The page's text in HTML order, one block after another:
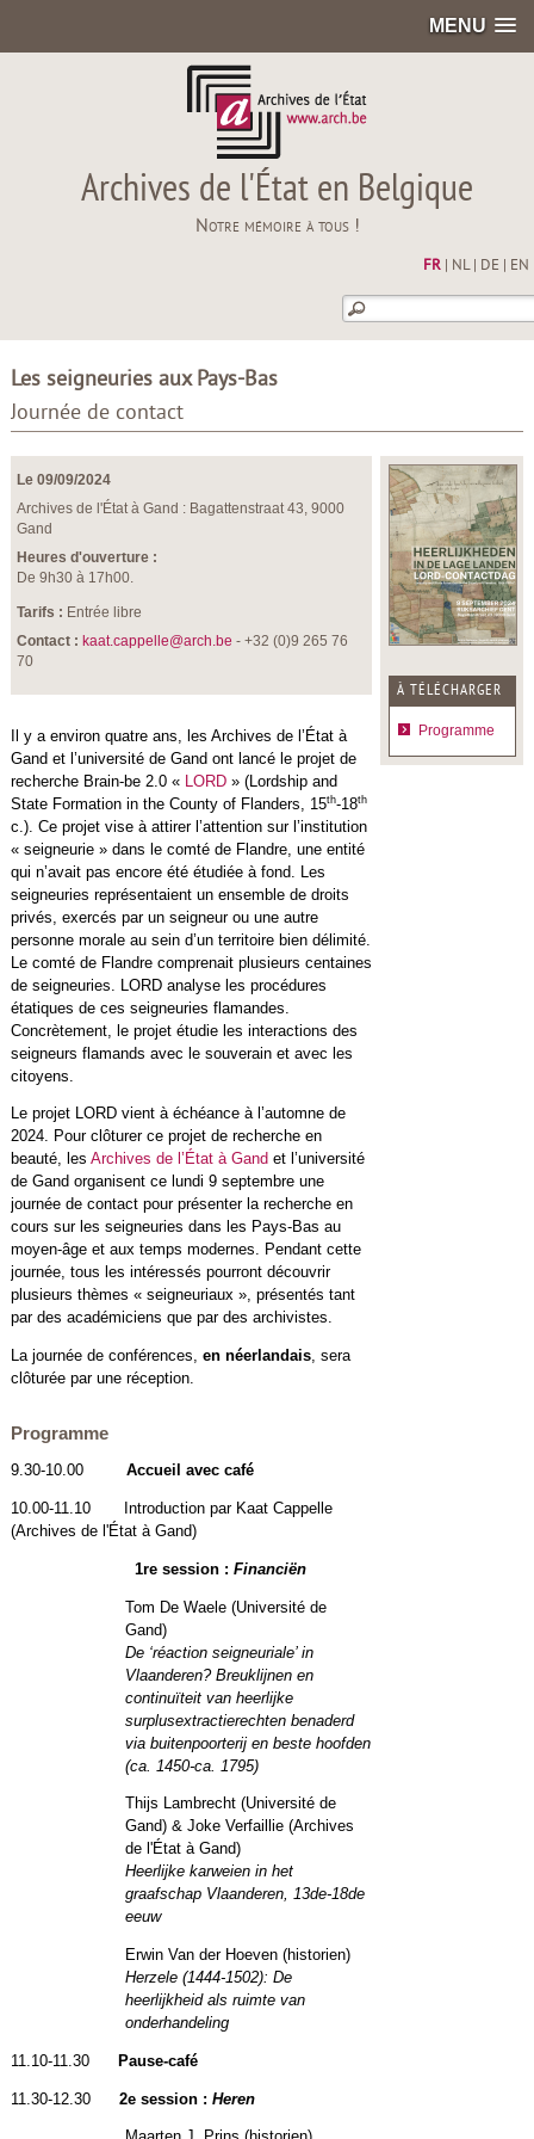
MENU
Archives de l'État en Belgique
Notre mémoire à tous !
FR| NL| DE EN
Les seigneuries aux Pays-Bas
Journée de contact
Le 09/09/2024
Archives de l'État à Gand : Bagattenstraat 43, 9000
Gand
Heures d'ouverture :
De 9h30 à 17h00.
Tarifs : Entrée libre
Contact : kaat.cappelle@arch.be - +32 (0)9 265 76
70
Il y a environ quatre ans, les Archives de l’État à
Gand et l’université de Gand ont lancé le projet de
recherche Brain-be 2.0 « LORD » (Lordship and
State Formation in the County of Flanders, 15th-18th
c.). Ce projet vise à attirer l’attention sur l’institution
« seigneurie » dans le comté de Flandre, une entité
qui n’avait pas encore été étudiée à fond. Les
seigneuries représentaient un ensemble de droits
privés, exercés par un seigneur ou une autre
personne morale au sein d’un territoire bien délimité.
Le comté de Flandre comprenait plusieurs centaines
de seigneuries. LORD analyse les procédures
étatiques de ces seigneuries flamandes.
Concrètement, le projet étudie les interactions des
seigneurs flamands avec le souverain et avec les
citoyens.
Le projet LORD vient à échéance à l’automne de
2024. Pour clôturer ce projet de recherche en
beauté, les Archives de l’État à Gand et l’université
de Gand organisent ce lundi 9 septembre une
journée de contact pour présenter la recherche en
cours sur les seigneuries dans les Pays-Bas au
moyen-âge et aux temps modernes. Pendant cette
journée, tous les intéressés pourront découvrir
plusieurs thèmes « seigneuriaux », présentés tant
par des académiciens que par des archivistes.
La journée de conférences, en néerlandais, sera
clôturée par une réception.
Programme
9.30-10.00 Accueil avec café
10.00-11.10 Introduction parKaat Cappelle
(Archives de l'État à Gand)
1re session : Financiën
Tom De Waele (Université de
Gand)
De ‘réaction seigneuriale’ in
Vlaanderen? Breuklijnen en
continuïteit van heerlijke
surplusextractierechten benaderd
via buitenpoorterij en beste hoofden
(ca. 1450-ca. 1795)
Thijs Lambrecht (Université de
Gand) & Joke Verfaillie (Archives
de l'État à Gand)
Heerlijke karweien in het
graafschap Vlaanderen, 13de-18de
eeuw
Erwin Van der Hoeven (historien)
Herzele (1444-1502): De
heerlijkheid als ruimte van
onderhandeling
11.10-11.30 Pause-café
11.30-12.30 2e session : Heren
À TÉLÉCHARGER
Programme